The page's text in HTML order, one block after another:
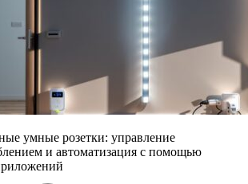
умные розетки: управление
и автоматизация с помощью